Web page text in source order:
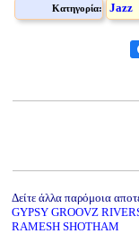
Κατηγορία: Jazz
Δείτε άλλα παρόμοια
GYPSY GROOVZ
RAMESH SHOTHAM